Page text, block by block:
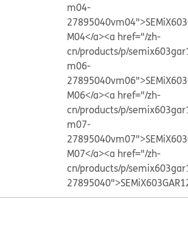
m04-
M04</a><a href="/zh-
cn/products/p/
m06-
M06</a><a href="/zh-
cn/products/p/
m07-
M07</a><a href="/zh-
cn/products/p/